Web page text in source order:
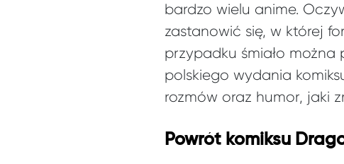
bardzo wielu anime.
zastanowić się, w której
przypadku śmiało
polskiego wydania
rozmów oraz humor, jaki
Powrót komiksu